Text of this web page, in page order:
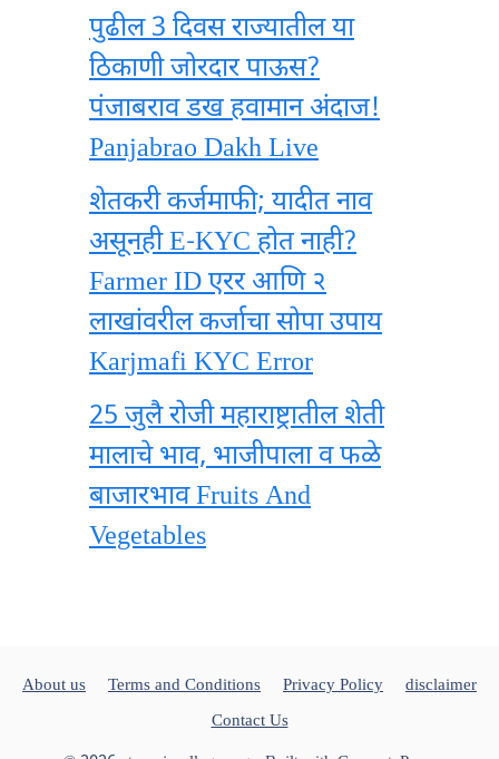
पुढील 3 दिवस राज्यातील या
ठिकाणी जोरदार पाऊस?
पंजाबराव डख हवामान अंदाज!
Panjabrao Dakh Live
शेतकरी कर्जमाफी; यादीत नाव
असूनही E-KYC होत नाही?
Farmer ID एरर आणि २
लाखांवरील कर्जाचा सोपा उपाय
Karjmafi KYC Error
25 जुलै रोजी महाराष्ट्रातील शेती
मालाचे भाव, भाजीपाला व फळे
बाजारभाव Fruits And
Vegetables
About us Terms and Conditions Privacy Policy
disclaimer
Contact Us